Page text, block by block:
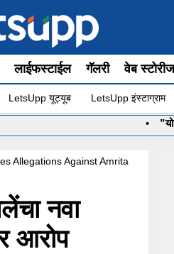
लाईफस्टाईल गॅलरी वेब स्टोरीज
LetsUpp यूट्यूब LetsUpp इंस्टाग्राम
”योग सुरू आहे
Allegations Against Amrita
नवा
आरोप